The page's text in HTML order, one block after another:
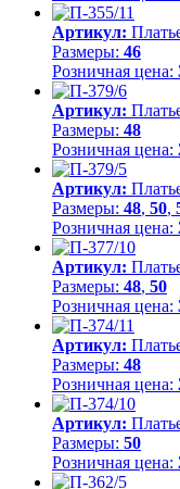
Артикул:
Размеры: 46
Розничная цена:
Артикул:
Размеры: 48
Розничная цена:
Артикул:
Размеры: 48, 50,
Розничная цена:
Артикул:
Размеры: 48, 50
Розничная цена:
Артикул:
Размеры: 48
Розничная цена:
Артикул:
Размеры: 50
Розничная цена: